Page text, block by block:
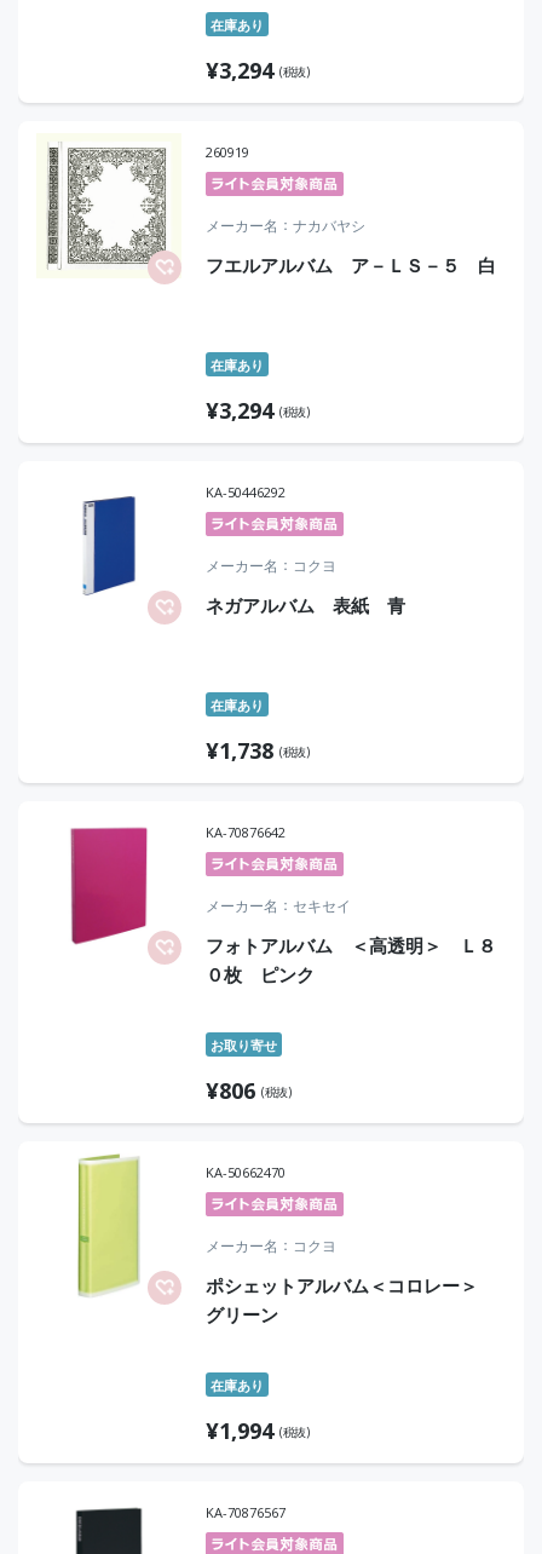
在庫あり
¥3,294 (税抜)
260919
メーカー名 ナカバヤシ
フエルアルバム ア－ＬＳ－５ 白
在庫あり
¥3,294 (税抜)
KA-50446292
メーカー名 コクヨ
ネガアルバム 表紙 青
在庫あり
¥1,738 (税抜)
KA-70876642
メーカー名 セキセイ
フォトアルバム ＜高透明＞ Ｌ８
０枚 ピンク
お取り寄せ
¥806 (税抜)
KA-50662470
メーカー名 コクヨ
ポシェットアルバム＜コロレー＞
グリーン
在庫あり
¥1,994 (税抜)
KA-70876567